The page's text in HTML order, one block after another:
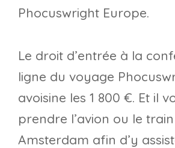
Phocuswright Europe.
Le droit d’entrée à la
ligne du voyage
avoisine les 1 800 €. Et il
prendre l’avion ou le
Amsterdam afin d’y